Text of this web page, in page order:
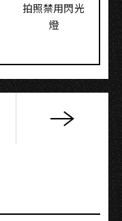
拍照禁用閃光
燈